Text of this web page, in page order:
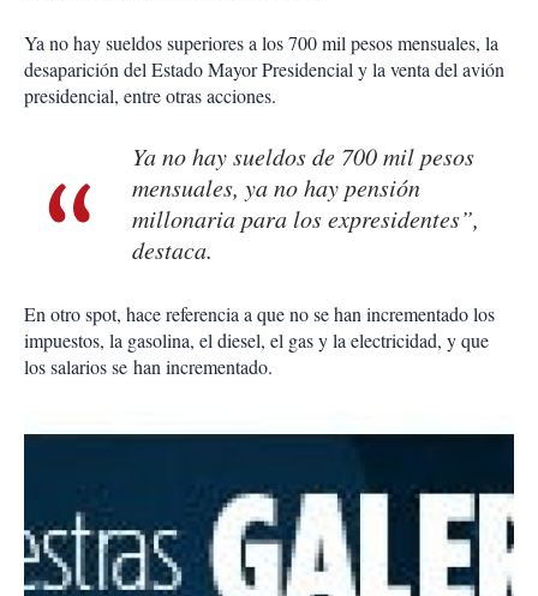
Ya no hay sueldos superiores a los 700 mil pesos mensuales, la
desaparición del Estado Mayor Presidencial y la venta del avión
presidencial, entre otras acciones.
Ya no hay sueldos de 700 mil pesos
mensuales, ya no hay pensión
millonaria para los expresidentes”,
destaca.
En otro spot, hace referencia a que no se han incrementado los
impuestos, la gasolina, el diesel, el gas y la electricidad, y que
los salarios se han incrementado.